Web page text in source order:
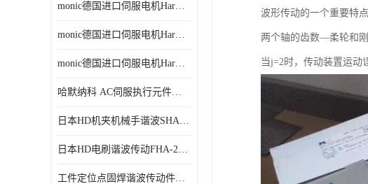
monic德国进口伺服电机Har中国总代理代理
monic德国进口伺服电机Har中国总代理公司
monic德国进口伺服电机Har中国总代理供应
哈默纳科 AC伺服执行元件扁平型SHA系列
日本HD机夹机械手谐波SHA32A120CG-B12B
日本HD电刷谐波传动FHA-25C-50-E250-C
工件定位点固焊谐波传动件哈默纳科CSF-45-100-2UH
波形传动的一个重要特
两个轴的齿数—柔轮和
当j=2时，传动装置运动